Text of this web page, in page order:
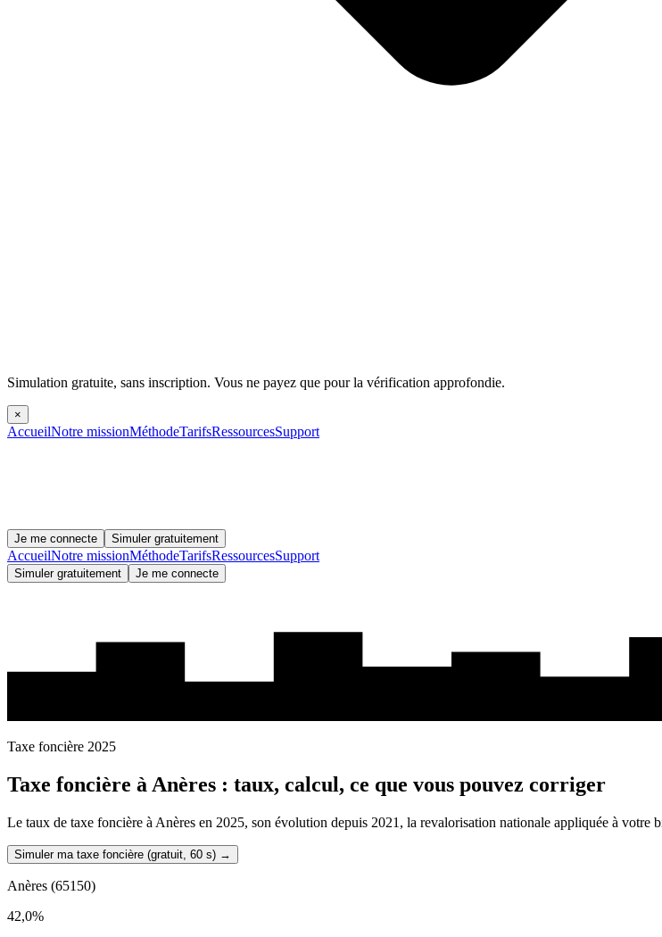
Simulation gratuite, sans inscription. Vous ne payez que pour la vérification approfondie.
×
AccueilNotre missionMéthodeTarifsRessourcesSupport
Je me connecte Simuler gratuitement
AccueilNotre missionMéthodeTarifsRessourcesSupport
Simuler gratuitement Je me connecte
Taxe foncière 2025
Taxe foncière à Anères : taux, calcul, ce que vous pouvez corriger
Le taux de taxe foncière à Anères en 2025, son évolution depuis 2021, la revalorisation nationale appliquée à
Simuler ma taxe foncière (gratuit, 60 s) →
Anères (65150)
42,0%